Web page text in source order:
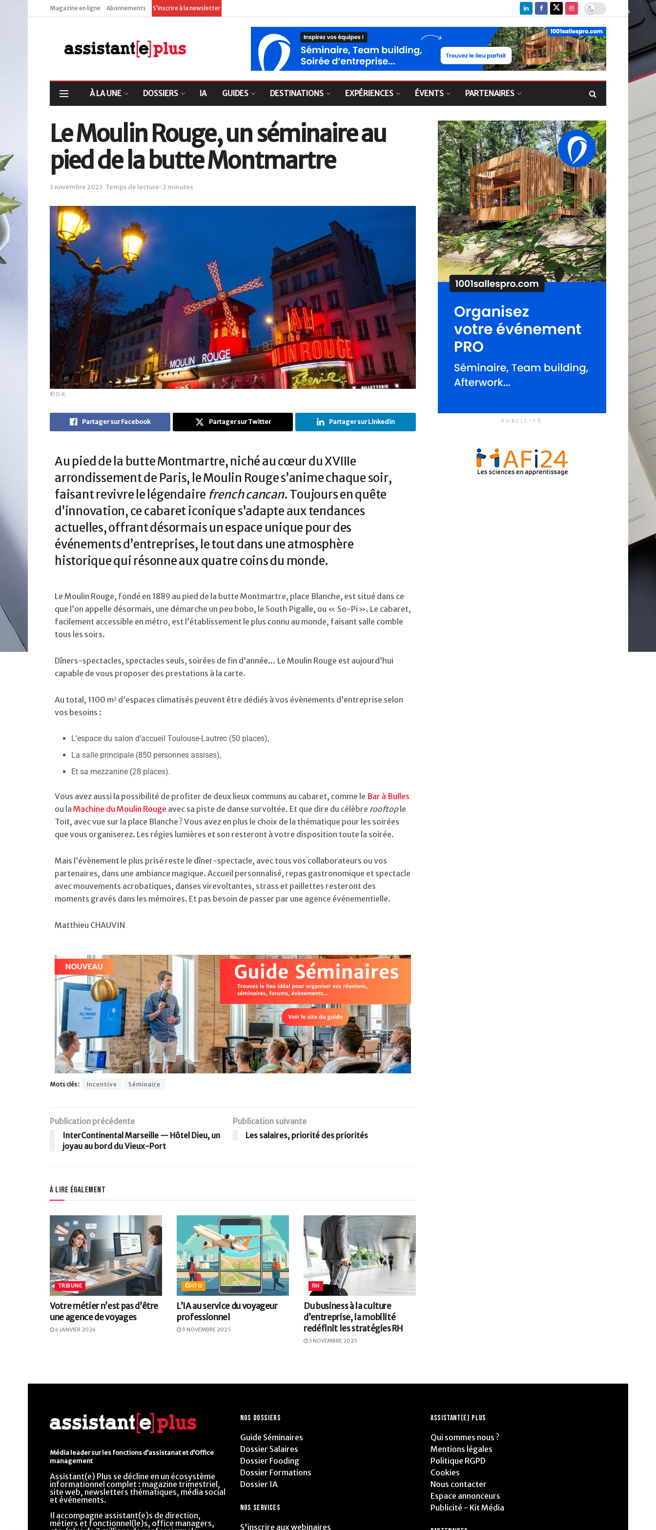
Magazine en ligne Abonnements S’inscrire à la newsletter
À LA UNE DOSSIERS IA GUIDES DESTINATIONS EXPÉRIENCES ÉVENTS PARTENAIRES
Le Moulin Rouge, un séminaire au
pied de la butte Montmartre
3 novembre 2023 Temps de lecture : 2 minutes
© D.R.
Partager sur Facebook Partager sur Twitter Partager sur Linkedin
Au pied de la butte Montmartre, niché au cœur du XVIIIe
arrondissement de Paris, le Moulin Rouge s’anime chaque soir,
faisant revivre le légendaire french cancan. Toujours en quête
d’innovation, ce cabaret iconique s’adapte aux tendances
actuelles, offrant désormais un espace unique pour des
événements d’entreprises, le tout dans une atmosphère
historique qui résonne aux quatre coins du monde.
Le Moulin Rouge, fondé en 1889 au pied de la butte Montmartre, place Blanche, est situé dans ce
que l’on appelle désormais, une démarche un peu bobo, le South Pigalle, ou « So-Pi ». Le cabaret,
facilement accessible en métro, est l’établissement le plus connu au monde, faisant salle comble
tous les soirs.
Dîners-spectacles, spectacles seuls, soirées de fin d’année… Le Moulin Rouge est aujourd’hui
capable de vous proposer des prestations à la carte.
Au total, 1100 m2 d’espaces climatisés peuvent être dédiés à vos évènements d’entreprise selon
vos besoins :
L’espace du salon d’accueil Toulouse-Lautrec (50 places),
La salle principale (850 personnes assises),
Et sa mezzanine (28 places).
Vous avez aussi la possibilité de profiter de deux lieux communs au cabaret, comme le Bar à Bulles
ou la Machine du Moulin Rouge avec sa piste de danse survoltée. Et que dire du célèbre rooftople
Toit, avec vue sur la place Blanche ? Vous avez en plus le choix de la thématique pour les soirées
que vous organiserez. Les régies lumières et son resteront à votre disposition toute la soirée.
Mais l’évènement le plus prisé reste le dîner-spectacle, avec tous vos collaborateurs ou vos
partenaires, dans une ambiance magique. Accueil personnalisé, repas gastronomique et spectacle
avec mouvements acrobatiques, danses virevoltantes, strass et paillettes resteront des
moments gravés dans les mémoires. Et pas besoin de passer par une agence événementielle.
Matthieu CHAUVIN
Mots clés : Incentive Séminaire
Publication précédente
InterContinental Marseille — Hôtel Dieu, un
joyau au bord du Vieux-Port
Publication suivante
Les salaires, priorité des priorités
À lire également
TRIBUNE
Votre métier n’est pas d’être
une agence de voyages
6 JANVIER 2026
ÉDITO
L’IA au service du voyageur
professionnel
9 NOVEMBRE 2025
RH
Du business à la culture
d’entreprise, la mobilité
redéfinit les stratégies RH
3 NOVEMBRE 2025
PUBLICITÉ
Média leader sur les fonctions d’assistanat et d’Office
management
Assistant(e) Plus se décline en un écosystème
informationnel complet : magazine trimestriel,
site web, newsletters thématiques, média social
et événements.
Il accompagne assistant(e)s de direction,
métiers et fonctionnel(le)s, office managers,
NOS DOSSIERS
Guide Séminaires
Dossier Salaires
Dossier Fooding
Dossier Formations
Dossier IA
NOS SERVICES
S'inscrire aux webinaires
ASSISTANT(E) PLUS
Qui sommes nous ?
Mentions légales
Politique RGPD
Cookies
Nous contacter
Espace annonceurs
Publicité - Kit Média